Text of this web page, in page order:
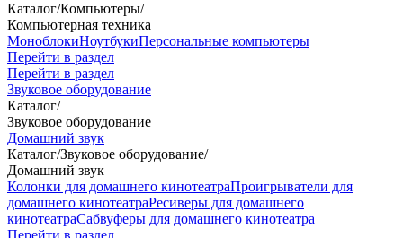
Каталог/Компьютеры/
Компьютерная техника
МоноблокиНоутбукиПерсональные компьютеры
Перейти в раздел
Перейти в раздел
Звуковое оборудование
Каталог/
Звуковое оборудование
Домашний звук
Каталог/Звуковое оборудование/
Домашний звук
Колонки для домашнего кинотеатраПроигрыватели для
домашнего кинотеатраРесиверы для домашнего
кинотеатраСабвуферы для домашнего кинотеатра
Перейти в раздел